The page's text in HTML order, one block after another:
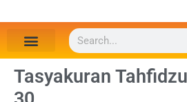
Tasyakuran